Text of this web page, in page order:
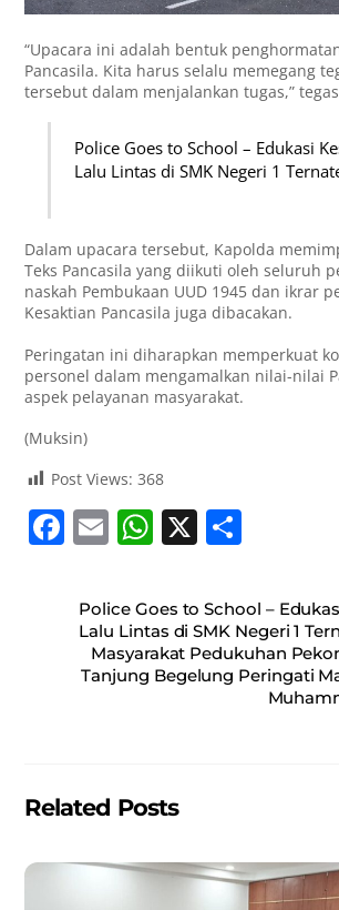
“Upacara ini adalah bentuk
Pancasila. Kita harus selalu memegang
tersebut dalam menjalankan tugas,”
Police Goes to School – Edukasi
Lalu Lintas di SMK Negeri 1
Dalam upacara tersebut, Kapolda
Teks Pancasila yang diikuti oleh seluruh
naskah Pembukaan UUD 1945 dan ikrar
Kesaktian Pancasila juga dibacakan.
Peringatan ini diharapkan memperkuat
personel dalam mengamalkan nilai-nilai
aspek pelayanan masyarakat.
(Muksin)
Post Views: 368
F
c
e
b
E
ai
l
W
at
s
A
X
ar
e
Police Goes to School –
Lalu Lintas di SMK Negeri 1
Masyarakat Pedukuhan
Tanjung Begelung Peringati
Related Posts